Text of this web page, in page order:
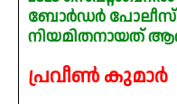
ബോർഡർ പോലീസ്
നിയമിതനായത്
പ്രവീൺ കുമാർ